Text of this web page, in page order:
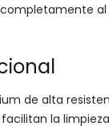
de alta
la